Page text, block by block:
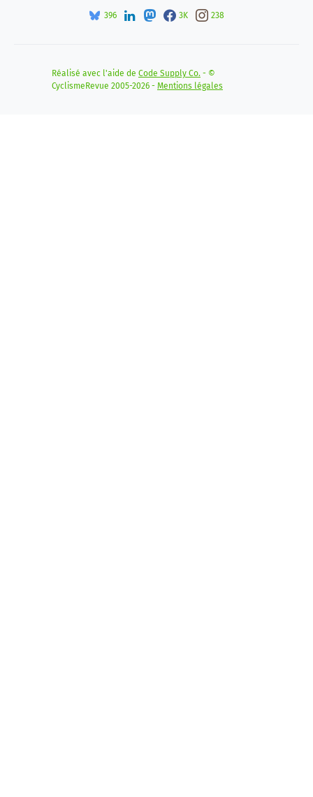
396 3K 238
Réalisé avec l'aide de Code Supply Co. - ©
CyclismeRevue 2005-2026 - Mentions légales